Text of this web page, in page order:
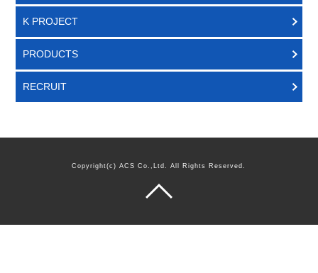
K PROJECT
PRODUCTS
RECRUIT
Copyright(c) ACS Co.,Ltd. All Rights Reserved.